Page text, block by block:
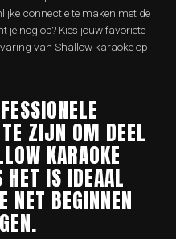
connectie te maken met de
je nog op? Kies jouw favoriete
van Shallow karaoke op
ZIJN OM DEEL
KARAOKE
HET IS IDEAAL
NET BEGINNEN